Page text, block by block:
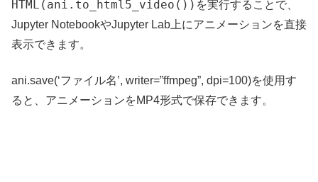
HTML(ani.to_html5_video()) を実行することで、
Jupyter NotebookやJupyter Lab上にアニメーションを直接
表示できます。
ani.save(‘ファイル名’, writer=”ffmpeg”, dpi=100)を使用す
ると、アニメーションをMP4形式で保存できます。